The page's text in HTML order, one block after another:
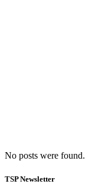
No posts were found.
TSP Newsletter